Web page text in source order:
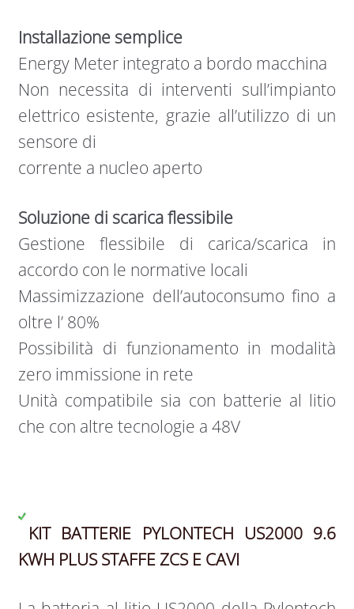
Installazione semplice
Energy Meter integrato a bordo macchina
Non necessita di interventi sull’impianto
elettrico esistente, grazie all’utilizzo di un
sensore di
corrente a nucleo aperto
Soluzione di scarica flessibile
Gestione ﬂessibile di carica/scarica in
accordo con le normative locali
Massimizzazione dell’autoconsumo ﬁno a
oltre l’ 80%
Possibilità di funzionamento in modalità
zero immissione in rete
Unità compatibile sia con batterie al litio
che con altre tecnologie a 48V
KIT BATTERIE PYLONTECH US2000 9.6
KWH PLUS STAFFE ZCS E CAVI